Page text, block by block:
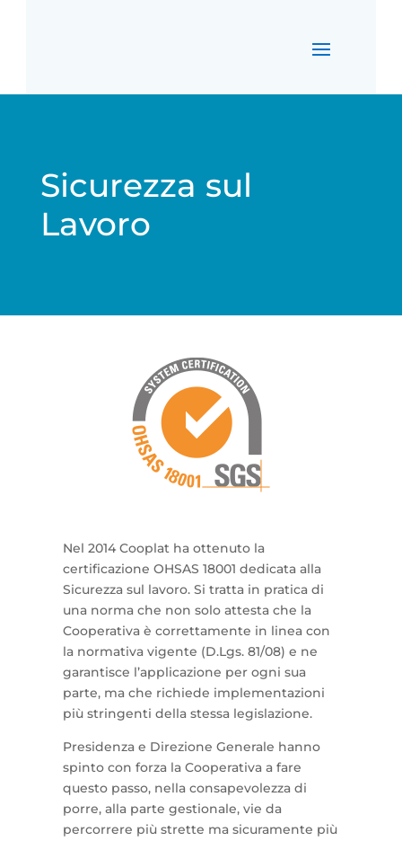
Sicurezza sul
Lavoro
Nel 2014 Cooplat ha ottenuto la
certificazione OHSAS 18001 dedicata alla
Sicurezza sul lavoro. Si tratta in pratica di
una norma che non solo attesta che la
Cooperativa è correttamente in linea con
la normativa vigente (D.Lgs. 81/08) e ne
garantisce l’applicazione per ogni sua
parte, ma che richiede implementazioni
più stringenti della stessa legislazione.
Presidenza e Direzione Generale hanno
spinto con forza la Cooperativa a fare
questo passo, nella consapevolezza di
porre, alla parte gestionale, vie da
percorrere più strette ma sicuramente più